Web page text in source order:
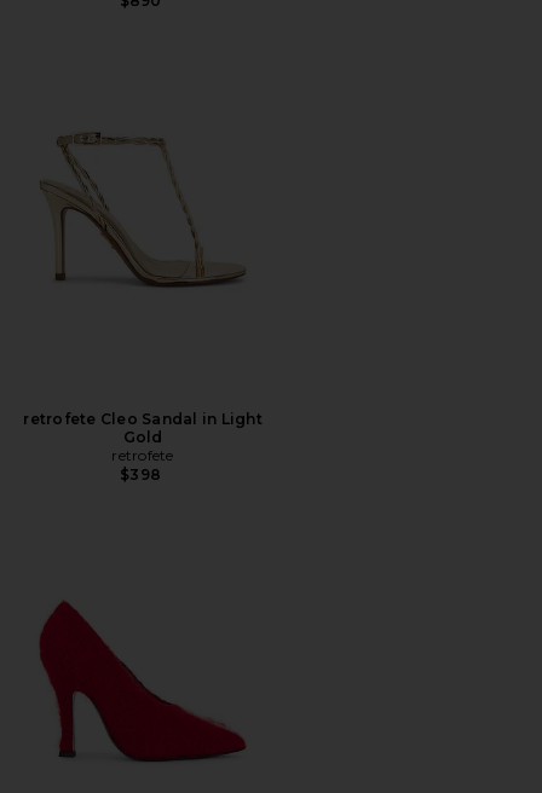
retrofete Cleo Sandal in Light
Gold
retrofete
$398